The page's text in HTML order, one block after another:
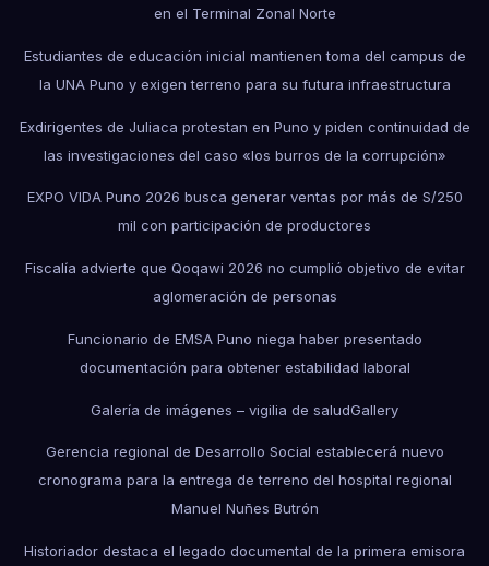
en el Terminal Zonal Norte
Estudiantes de educación inicial mantienen toma del campus de
la UNA Puno y exigen terreno para su futura infraestructura
Exdirigentes de Juliaca protestan en Puno y piden continuidad de
las investigaciones del caso «los burros de la corrupción»
EXPO VIDA Puno 2026 busca generar ventas por más de S/250
mil con participación de productores
Fiscalía advierte que Qoqawi 2026 no cumplió objetivo de evitar
aglomeración de personas
Funcionario de EMSA Puno niega haber presentado
documentación para obtener estabilidad laboral
Galería de imágenes – vigilia de saludGallery
Gerencia regional de Desarrollo Social establecerá nuevo
cronograma para la entrega de terreno del hospital regional
Manuel Nuñes Butrón
Historiador destaca el legado documental de la primera emisora